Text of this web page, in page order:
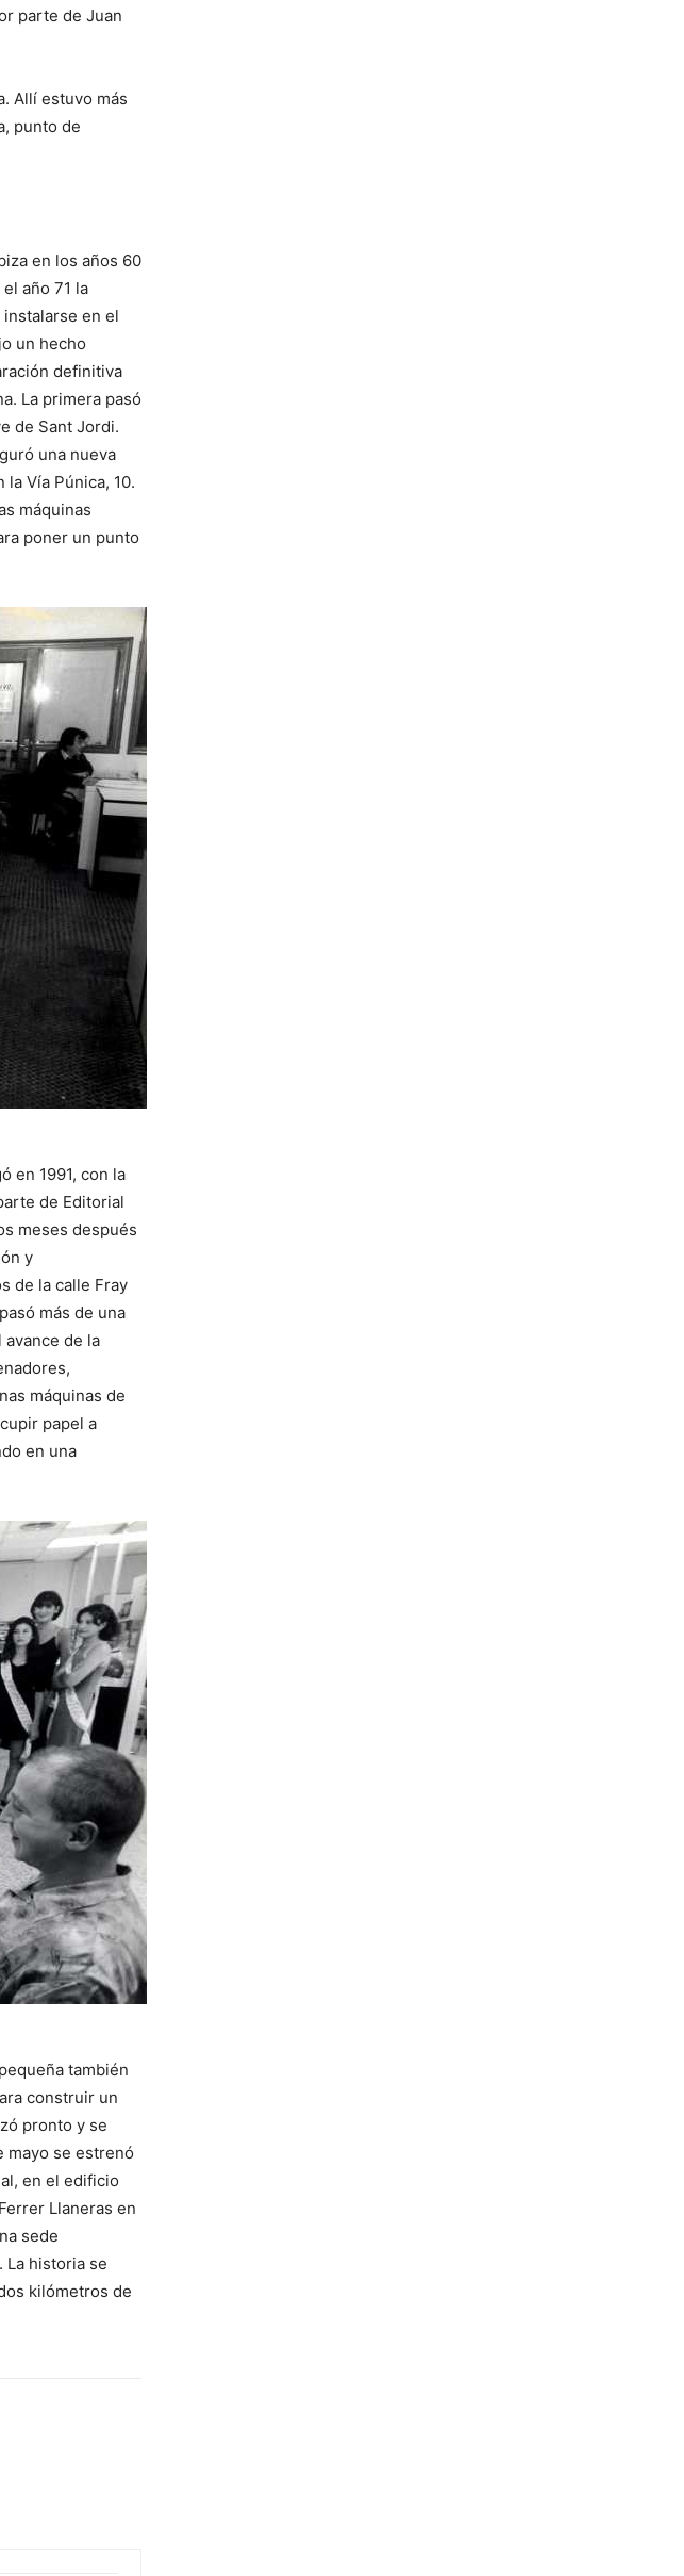
parte de Juan
Allí estuvo más
punto de
en los años 60
año 71 la
en el
un hecho
definitiva
La primera pasó
de Sant Jordi.
una nueva
Vía Púnica, 10.
máquinas
poner un punto
en 1991, con la
de Editorial
meses después
y
de la calle Fray
más de una
avance de la
máquinas de
papel a
en una
también
construir un
pronto y se
mayo se estrenó
en el edificio
Llaneras en
sede
La historia se
kilómetros de